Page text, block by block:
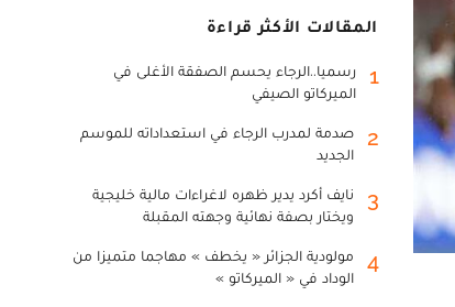
المقالات الأكثر قراءة
1
رسميا..الرجاء يحسم الصفقة الأغلى في
الميركاتو الصيفي
2
صدمة لمدرب الرجاء في استعداداته للموسم
الجديد
3
نايف أكرد يدير ظهره لاغراءات مالية خليجية
ويختار بصفة نهائية وجهته المقبلة
4
مولودية الجزائر « يخطف » مهاجما متميزا من
الوداد في « الميركاتو »